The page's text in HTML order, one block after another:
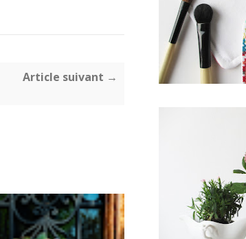
Article suivant →